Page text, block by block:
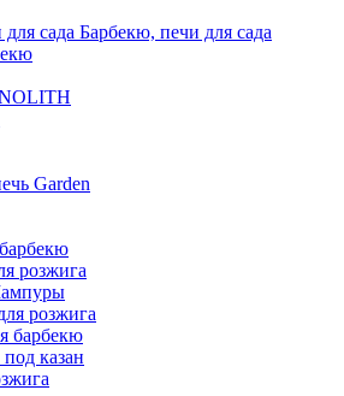
Барбекю, печи для сада
Garden
розжига
розжига
барбекю
казан